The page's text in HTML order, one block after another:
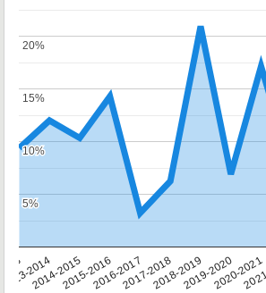
2013-20142014-20152015-20162016-20172017-20182018-20192019-20202020-2021
5%
5%
10%
10%
15%
15%
20%
20%